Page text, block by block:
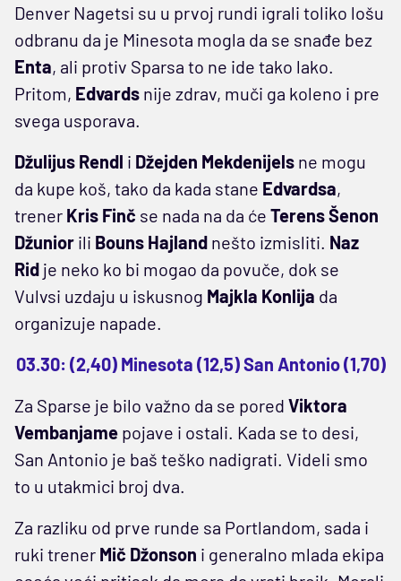
Denver Nagetsi su u prvoj rundi igrali toliko lošu
odbranu da je Minesota mogla da se snađe bez
Enta, ali protiv Sparsa to ne ide tako lako.
Pritom, Edvards nije zdrav, muči ga koleno i pre
svega usporava.
Džulijus Rendl i Džejden Mekdenijels ne mogu
da kupe koš, tako da kada stane Edvardsa,
trener Kris Finč se nada na da će Terens Šenon
Džunior ili Bouns Hajland nešto izmisliti. Naz
Rid je neko ko bi mogao da povuče, dok se
Vulvsi uzdaju u iskusnog Majkla Konlija da
organizuje napade.
03.30: (2,40) Minesota (12,5) San Antonio (1,70)
Za Sparse je bilo važno da se pored Viktora
Vembanjame pojave i ostali. Kada se to desi,
San Antonio je baš teško nadigrati. Videli smo
to u utakmici broj dva.
Za razliku od prve runde sa Portlandom, sada i
ruki trener Mič Džonson i generalno mlada ekipa